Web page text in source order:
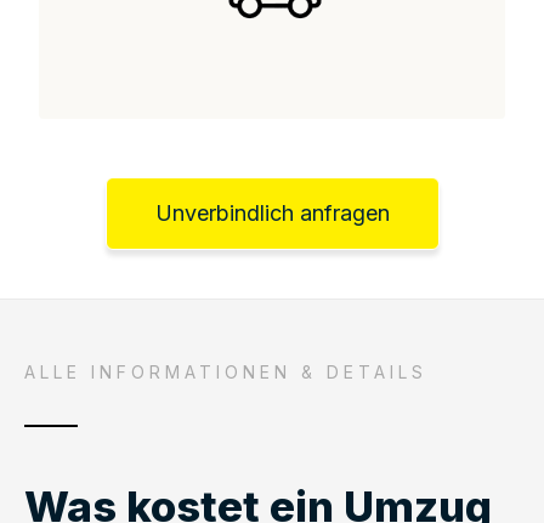
Unverbindlich anfragen
ALLE INFORMATIONEN & DETAILS
Was kostet ein Umzug